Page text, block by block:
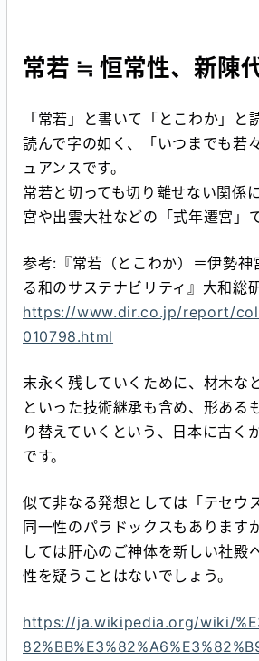
常若 ≒ 恒常性、新陳
「常若」と書いて「とこわか」と
読んで字の如く、「いつまでも若
ュアンスです。
常若と切っても切り離せない関係
宮や出雲大社などの「式年遷宮」
参考:『常若（とこわか）＝伊勢神
る和のサステナビリティ』大和総
https://www.dir.co.jp/report/
010798.html
末永く残していくために、材木な
といった技術継承も含め、形ある
り替えていくという、日本に古く
です。
似て非なる発想としては「テセウ
同一性のパラドックスもあります
しては肝心のご神体を新しい社殿
性を疑うことはないでしょう。
https://ja.wikipedia.org/wiki/